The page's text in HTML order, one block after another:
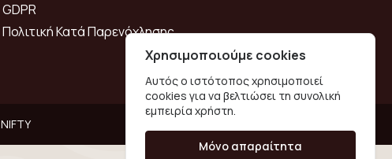
GDPR
Πολιτική Κατά Παρενόχλησης
NIFTY
Χρησιμοποιούμε cookies
Αυτός ο ιστότοπος χρησιμοποιεί
cookies για να βελτιώσει τη συνολική
εμπειρία χρήστη.
Μόνο απαραίτητα